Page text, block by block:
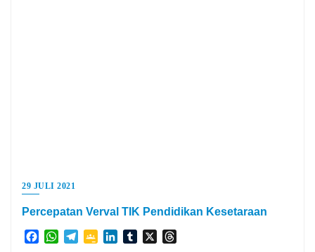
29 JULI 2021
Percepatan Verval TIK Pendidikan Kesetaraan
FacebookWhatsApp
TelegramGoogleLinkedInTumblr
X